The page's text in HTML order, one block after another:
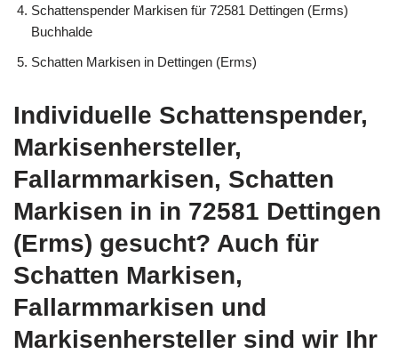
Schattenspender Markisen für 72581 Dettingen (Erms)
Buchhalde
Schatten Markisen in Dettingen (Erms)
Individuelle Schattenspender,
Markisenhersteller,
Fallarmmarkisen, Schatten
Markisen in in 72581 Dettingen
(Erms) gesucht? Auch für
Schatten Markisen,
Fallarmmarkisen und
Markisenhersteller sind wir Ihr